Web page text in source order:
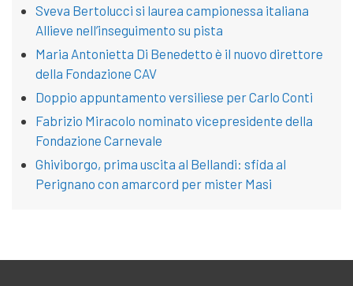
Sveva Bertolucci si laurea campionessa italiana
Allieve nell’inseguimento su pista
Maria Antonietta Di Benedetto è il nuovo direttore
della Fondazione CAV
Doppio appuntamento versiliese per Carlo Conti
Fabrizio Miracolo nominato vicepresidente della
Fondazione Carnevale
Ghiviborgo, prima uscita al Bellandi: sfida al
Perignano con amarcord per mister Masi